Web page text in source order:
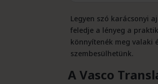
Legyen szó karácsonyi
feledje a lényeg a
könnyítenék meg valaki
szembesülhetünk.
AVasco